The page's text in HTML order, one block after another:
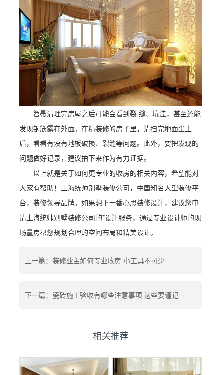
笤帚清理完房屋之后可能会看到裂 缝、坑洼，甚至还能
发现钢筋露在外面。在精装修的房子里，清扫完地面尘土
后，看看有没有地板破损、裂缝等问题。此外，要把发现的
问题做好记录，建议拍下来作为有力证据。
以上就是关于如何更专业的收房的相关内容，希望能对
大家有帮助！上海统帅别墅装修公司，中国知名大型装修平
台，装修领导品牌。如果想下一番心思装修设计，建议您申
请上海统帅别墅装修公司的*设计服务，通过专业设计师的现
场量房帮您规划合理的空间布局和精美设计。
上一篇：装修业主如何专业收房 小工具不可少
下一篇：瓷砖施工验收有哪些注意事项 这些要谨记
相关推荐